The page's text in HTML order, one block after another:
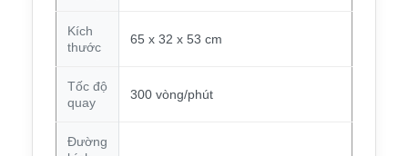
Kích
thước
65 x 32 x 53 cm
Tốc độ
quay
300 vòng/phút
Đường